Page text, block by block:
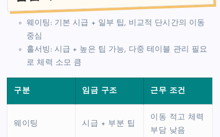
웨이팅: 기본 시급 + 일부 팁, 비교적 단시간의 이동
중심
홀서빙: 시급 + 높은 팁 가능, 다중 테이블 관리 필요
로 체력 소모 큼
구분 임금 구조 근무 조건
웨이팅 시급 + 부분 팁
이동 적고 체력
부담 낮음